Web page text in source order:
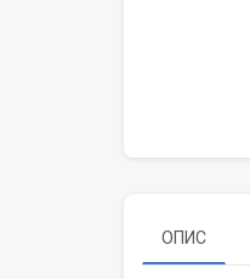
ОПИС